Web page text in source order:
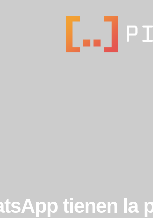
tienen la